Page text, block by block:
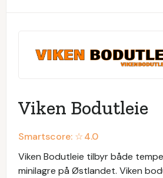
Viken Bodutleie
Smartscore: ☆4.0
Viken Bodutleie tilbyr både
minilagre på Østlandet. Viken